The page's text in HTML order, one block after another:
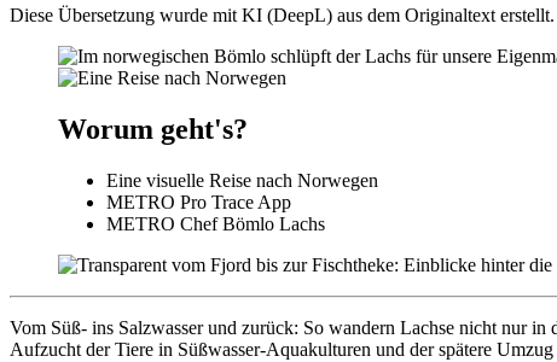
Diese Übersetzung wurde mit KI (DeepL) aus dem Originaltext erstellt.
Worum geht's?
Eine visuelle Reise nach Norwegen
METRO Pro Trace App
METRO Chef Bömlo Lachs
Vom Süß- ins Salzwasser und zurück: So wandern Lachse nicht nur
Aufzucht der Tiere in Süßwasser-Aquakulturen und der spätere